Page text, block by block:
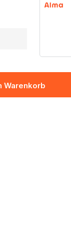
Warenkorb